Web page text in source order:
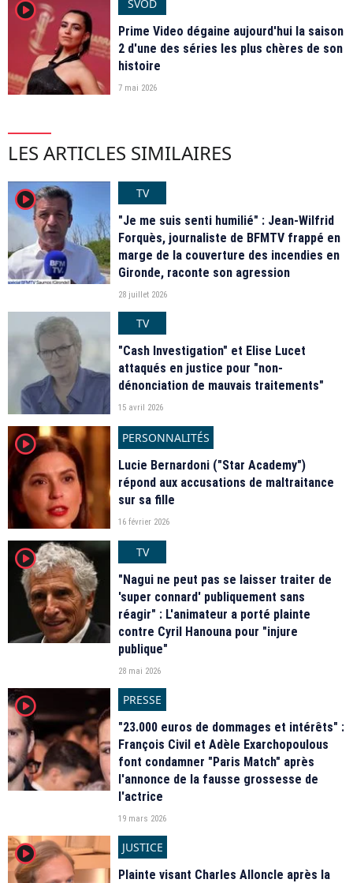
player2
SVOD
Prime Video dégaine aujourd'hui la saison
2 d'une des séries les plus chères de son
histoire
7 mai 2026
LES ARTICLES SIMILAIRES
player2
TV
"Je me suis senti humilié" : Jean-Wilfrid
Forquès, journaliste de BFMTV frappé en
marge de la couverture des incendies en
Gironde, raconte son agression
28 juillet 2026
TV
"Cash Investigation" et Elise Lucet
attaqués en justice pour "non-
dénonciation de mauvais traitements"
15 avril 2026
player2
PERSONNALITÉS
Lucie Bernardoni ("Star Academy")
répond aux accusations de maltraitance
sur sa fille
16 février 2026
player2
TV
"Nagui ne peut pas se laisser traiter de
'super connard' publiquement sans
réagir" : L'animateur a porté plainte
contre Cyril Hanouna pour "injure
publique"
28 mai 2026
player2
PRESSE
"23.000 euros de dommages et intérêts" :
François Civil et Adèle Exarchopoulous
font condamner "Paris Match" après
l'annonce de la fausse grossesse de
l'actrice
19 mars 2026
player2
JUSTICE
Plainte visant Charles Alloncle après la